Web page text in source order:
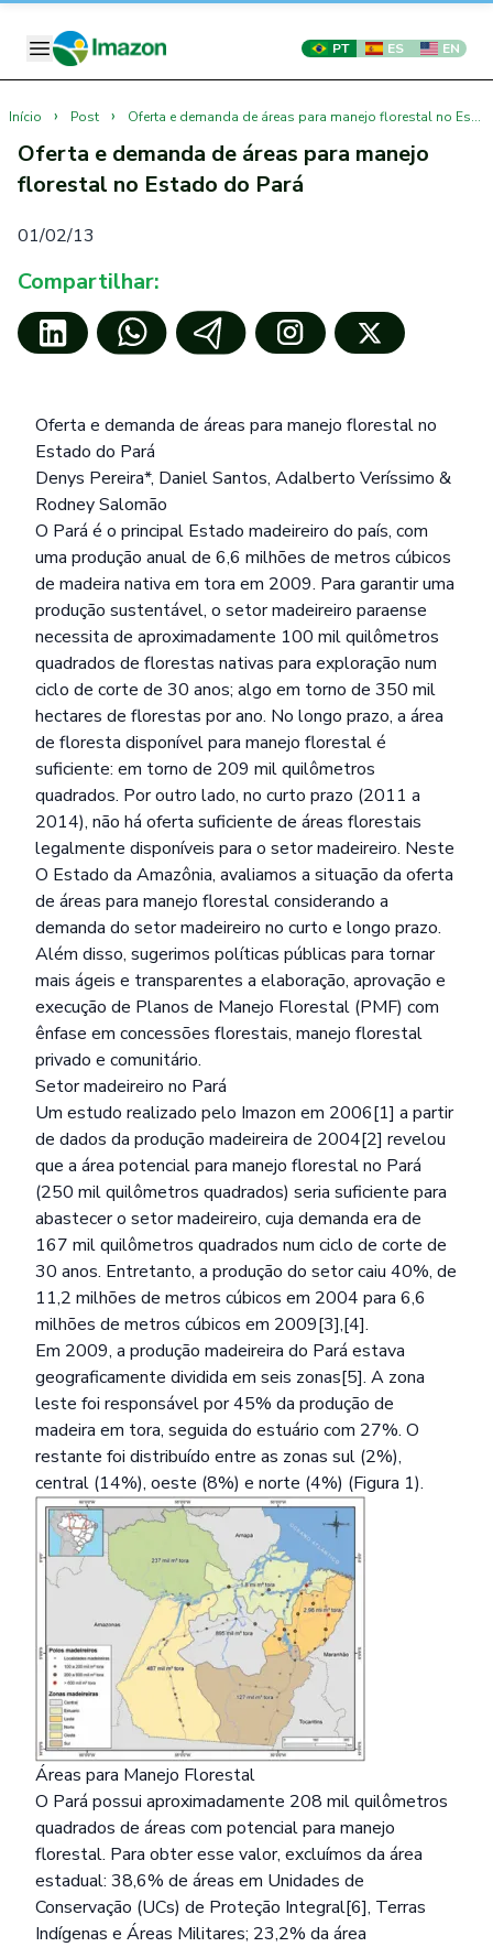
PT ES EN
Início › Post › Oferta e demanda de áreas para manejo florestal no Estado do Pará
Oferta e demanda de áreas para manejo
florestal no Estado do Pará
01/02/13
Compartilhar:
Oferta e demanda de áreas para manejo florestal no
Estado do Pará
Denys Pereira*, Daniel Santos, Adalberto Veríssimo &
Rodney Salomão
O Pará é o principal Estado madeireiro do país, com
uma produção anual de 6,6 milhões de metros cúbicos
de madeira nativa em tora em 2009. Para garantir uma
produção sustentável, o setor madeireiro paraense
necessita de aproximadamente 100 mil quilômetros
quadrados de florestas nativas para exploração num
ciclo de corte de 30 anos; algo em torno de 350 mil
hectares de florestas por ano. No longo prazo, a área
de floresta disponível para manejo florestal é
suficiente: em torno de 209 mil quilômetros
quadrados. Por outro lado, no curto prazo (2011 a
2014), não há oferta suficiente de áreas florestais
legalmente disponíveis para o setor madeireiro. Neste
O Estado da Amazônia, avaliamos a situação da oferta
de áreas para manejo florestal considerando a
demanda do setor madeireiro no curto e longo prazo.
Além disso, sugerimos políticas públicas para tornar
mais ágeis e transparentes a elaboração, aprovação e
execução de Planos de Manejo Florestal (PMF) com
ênfase em concessões florestais, manejo florestal
privado e comunitário.
Setor madeireiro no Pará
Um estudo realizado pelo Imazon em 2006[1] a partir
de dados da produção madeireira de 2004[2] revelou
que a área potencial para manejo florestal no Pará
(250 mil quilômetros quadrados) seria suficiente para
abastecer o setor madeireiro, cuja demanda era de
167 mil quilômetros quadrados num ciclo de corte de
30 anos. Entretanto, a produção do setor caiu 40%, de
11,2 milhões de metros cúbicos em 2004 para 6,6
milhões de metros cúbicos em 2009[3],[4].
Em 2009, a produção madeireira do Pará estava
geograficamente dividida em seis zonas[5]. A zona
leste foi responsável por 45% da produção de
madeira em tora, seguida do estuário com 27%. O
restante foi distribuído entre as zonas sul (2%),
central (14%), oeste (8%) e norte (4%) (Figura 1).
Áreas para Manejo Florestal
O Pará possui aproximadamente 208 mil quilômetros
quadrados de áreas com potencial para manejo
florestal. Para obter esse valor, excluímos da área
estadual: 38,6% de áreas em Unidades de
Conservação (UCs) de Proteção Integral[6], Terras
Indígenas e Áreas Militares; 23,2% da área